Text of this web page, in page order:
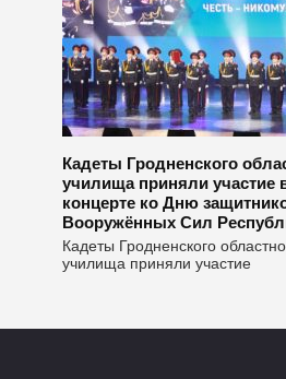
Кадеты Гродненского
училища приняли участие
концерте ко Дню
Вооружённых Сил
Кадеты Гродненского
училища приняли участие